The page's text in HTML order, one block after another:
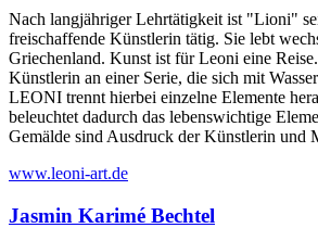
Nach langjähriger Lehrtätigkeit ist "Lioni"
freischaffende Künstlerin tätig. Sie lebt
Griechenland. Kunst ist für Leoni eine
Künstlerin an einer Serie, die sich mit
LEONI trennt hierbei einzelne Elemente
beleuchtet dadurch das lebenswichtige
Gemälde sind Ausdruck der Künstlerin und
www.leoni-art.de
Jasmin Karimé Bechtel